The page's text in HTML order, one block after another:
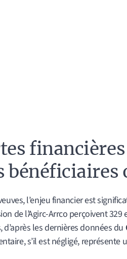
bénéficiaires
l’enjeu financier est
de l’Agirc-Arrco perçoivent
les dernières données du
s’il est négligé, représente